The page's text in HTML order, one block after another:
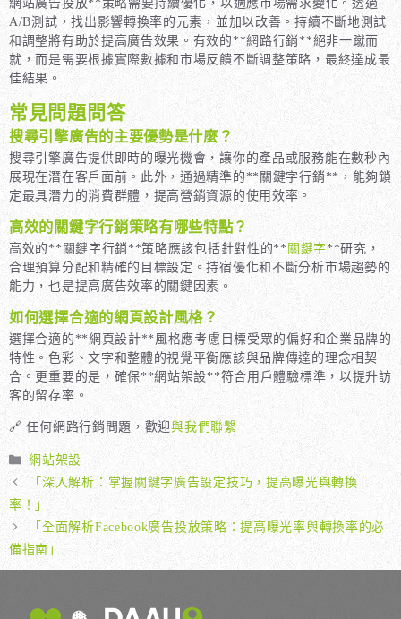
網站廣告投放**策略需要持續優化，以適應市場需求變化。透過
A/B測試，找出影響轉換率的元素，並加以改善。持續不斷地測試
和調整將有助於提高廣告效果。有效的**網路行銷**絕非一蹴而
就，而是需要根據實際數據和市場反饋不斷調整策略，最終達成最
佳結果。
常見問題問答
搜尋引擎廣告的主要優勢是什麼？
搜尋引擎廣告提供即時的曝光機會，讓你的產品或服務能在數秒內
展現在潛在客戶面前。此外，通過精準的**關鍵字行銷**，能夠鎖
定最具潛力的消費群體，提高營銷資源的使用效率。
高效的關鍵字行銷策略有哪些特點？
高效的**關鍵字行銷**策略應該包括針對性的** 關鍵字**研究，
合理預算分配和精確的目標設定。持宿優化和不斷分析市場趨勢的
能力，也是提高廣告效率的關鍵因素。
如何選擇合適的網頁設計風格？
選擇合適的**網頁設計**風格應考慮目標受眾的偏好和企業品牌的
特性。色彩、文字和整體的視覺平衡應該與品牌傳達的理念相契
合。更重要的是，確保**網站架設**符合用戶體驗標準，以提升訪
客的留存率。
🔗 任何網路行銷問題，歡迎與我們聯繫
分
類
網站架設
「深入解析：掌握關鍵字廣告設定技巧，提高曝光與轉換
率！」
「全面解析Facebook廣告投放策略：提高曝光率與轉換率的必
備指南」